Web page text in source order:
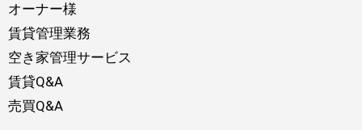
オーナー様
賃貸管理業務
空き家管理サービス
賃貸Q&A
売買Q&A